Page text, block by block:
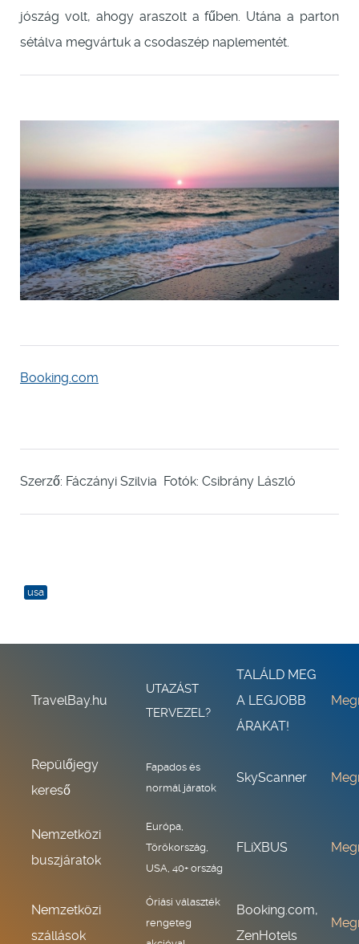
jószág volt, ahogy araszolt a fűben. Utána a parton
sétálva megvártuk a csodaszép naplementét.
Booking.com
Szerző: Fáczányi Szilvia Fotók: Csibrány László
usa
TravelBay.hu
UTAZÁST
TERVEZEL?
TALÁLD MEG
A LEGJOBB
ÁRAKAT!
Repülőjegy
kereső
Fapados és
normál járatok
SkyScanner
Nemzetközi
buszjáratok
Európa,
Törökország,
USA, 40+ ország
FLiXBUS
Nemzetközi
szállások
Óriási választék
rengeteg
Booking.com,
ZenHotels